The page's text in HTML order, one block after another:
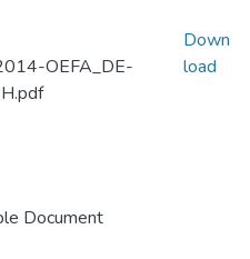
OEFA_DE-
Document
Down
load